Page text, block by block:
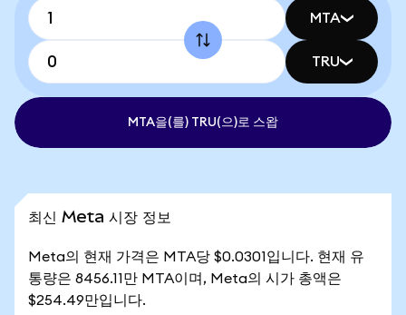
MTA
TRU
MTA을(를) TRU(으)로 스왑
최신 Meta 시장 정보
Meta의 현재 가격은 MTA당 $0.0301입니다. 현재 유
통량은 8456.11만 MTA이며, Meta의 시가 총액은
$254.49만입니다.